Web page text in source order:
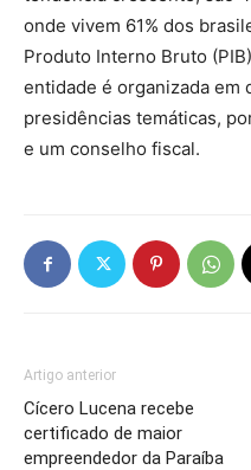
onde vivem 61% dos
Produto Interno Bruto
entidade é organizada
presidências temáticas,
e um conselho fiscal.
Artigo anterior
Cícero Lucena recebe
certificado de maior
empreendedor da Paraíba